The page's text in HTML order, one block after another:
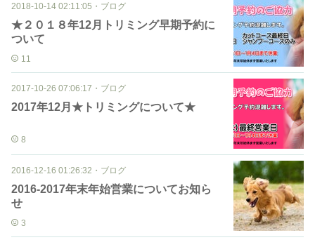
2018-10-14 02:11:05 ・ ブログ
★２０１８年12月トリミング早期予約に
ついて
11
2017-10-26 07:06:17 ・ ブログ
2017年12月★トリミングについて★
8
2016-12-16 01:26:32 ・ ブログ
2016-2017年末年始営業についてお知ら
せ
3